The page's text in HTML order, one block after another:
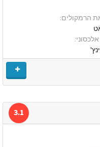
הרמקולים:
3.1